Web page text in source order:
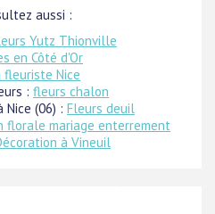
aussi :
Yutz Thionville
en Côté d'Or
fleuriste Nice
: fleurs chalon
Nice (06) : Fleurs deuil
florale mariage enterrement
à Vineuil